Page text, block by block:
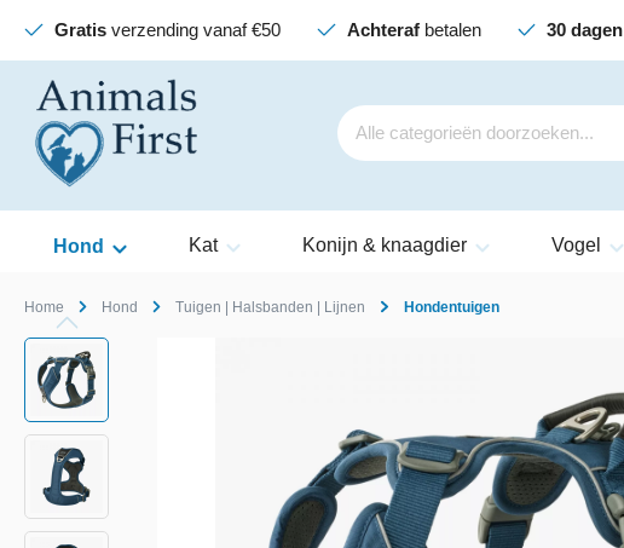
Gratisverzending vanaf €50 Achterafbetalen 30 dagen
Hond Kat Konijn & knaagdier Vogel
Home Hond Tuigen | Halsbanden | Lijnen Hondentuigen